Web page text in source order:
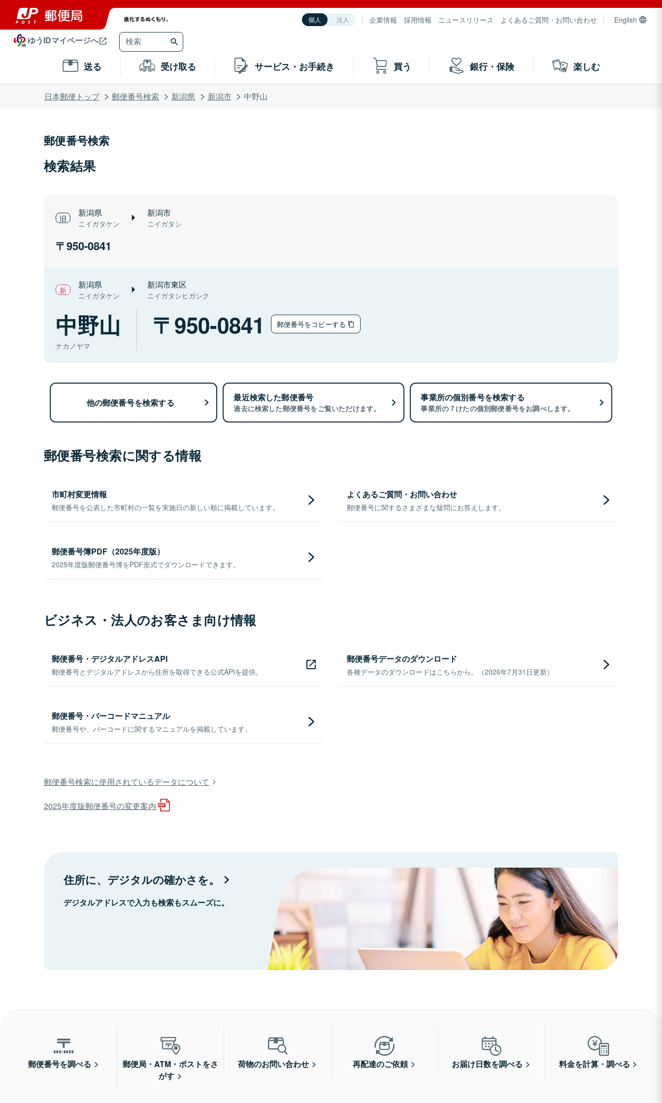
個人 法人 企業情報 採用情報 ニュースリリース よくあるご質問・お問い合わせ English
ゆうIDマイページへ
送る 受け取る サービス・お手続き 買う 銀行・保険 楽しむ
日本郵便トップ 郵便番号検索 新潟県 新潟市 中野山
郵便番号検索
検索結果
新潟県
ニイガタケン
新潟市
ニイガタシ
950-0841
新潟県
ニイガタケン
新潟市東区
ニイガタシヒガシク
中野山
ナカノヤマ
950-0841 郵便番号をコピーする
他の郵便番号を検索する 最近検索した郵便番号
過去に検索した郵便番号をご覧いただけます。
事業所の個別番号を検索する
事業所の７けたの個別郵便番号をお調べします。
郵便番号検索に関する情報
市町村変更情報
郵便番号を公表した市町村の一覧を実施日の新しい順に掲載しています。
よくあるご質問・お問い合わせ
郵便番号に関するさまざまな疑問にお答えします。
郵便番号簿PDF（2025年度版）
2025年度版郵便番号簿をPDF形式でダウンロードできます。
ビジネス・法人のお客さま向け情報
郵便番号・デジタルアドレスAPI
郵便番号とデジタルアドレスから住所を取得できる公式APIを提供。
郵便番号データのダウンロード
各種データのダウンロードはこちらから。（2026年7月31日更新）
郵便番号・バーコードマニュアル
郵便番号や、バーコードに関するマニュアルを掲載しています。
郵便番号検索に使用されているデータについて
2025年度版郵便番号の変更案内
住所に、デジタルの確かさを。
デジタルアドレスで入力も検索もスムーズに。
郵便番号を調べる
郵便局・ATM・ポストをさ
がす
荷物のお問い合わせ 再配達のご依頼 お届け日数を調べる 料金を計算・調べる